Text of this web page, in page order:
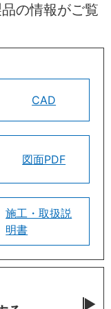
の情報がご覧
CAD
図面PDF
施工・取扱説
明書